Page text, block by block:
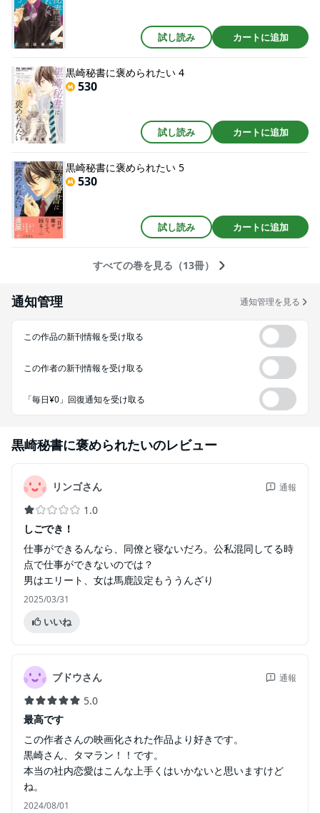
試し読み カートに追加
黒崎秘書に褒められたい 4
530
試し読み カートに追加
黒崎秘書に褒められたい 5
530
試し読み カートに追加
すべての巻を見る（13冊）
通知管理 通知管理を見る
この作品の新刊情報を受け取る
この作者の新刊情報を受け取る
「毎日¥0」回復通知を受け取る
黒崎秘書に褒められたいのレビュー
リンゴさん 通報
1.0
しごでき！
仕事ができるんなら、同僚と寝ないだろ。公私混同してる時
点で仕事ができないのでは？
男はエリート、女は馬鹿設定もううんざり
2025/03/31
いいね
ブドウさん 通報
5.0
最高です
この作者さんの映画化された作品より好きです。
黒崎さん、タマラン！！です。
本当の社内恋愛はこんな上手くはいかないと思いますけど
ね。
2024/08/01